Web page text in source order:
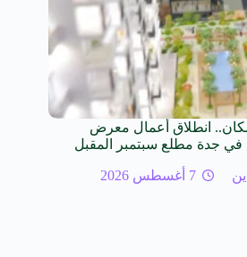
انطلاق أعمال معرض
في جدة مطلع سبتمبر المقبل
7 أغسطس 2026